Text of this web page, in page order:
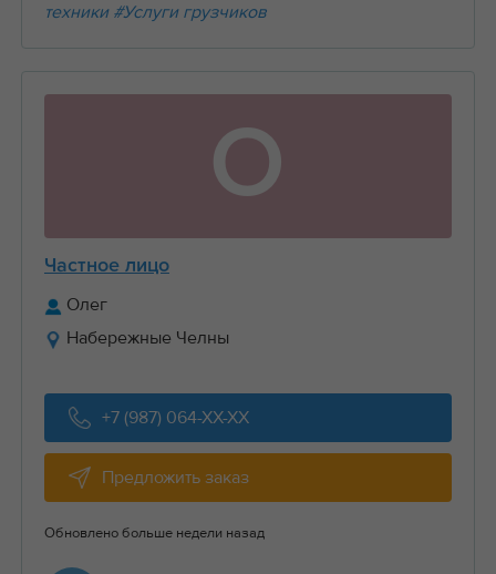
техники #Услуги грузчиков
О
Частное лицо
Олег
Набережные Челны
+7 (987) 064-XX-XX
Предложить заказ
Обновлено больше недели назад